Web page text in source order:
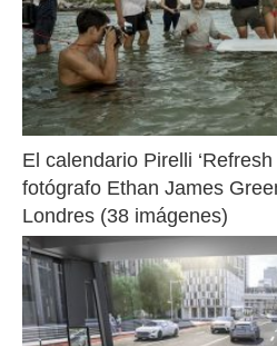
El calendario Pirelli ‘Refresh
fotógrafo Ethan James
Londres (38 imágenes)